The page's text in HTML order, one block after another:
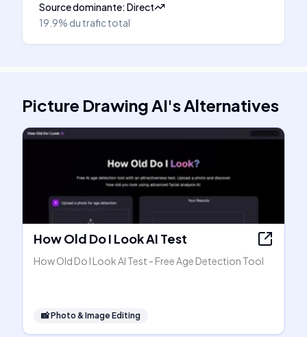
Source dominante:Direct
19.9% du trafic total
Picture Drawing AI'sAlternatives
How Old Do I Look AI Test
How Old Do I Look AI Test - Free Age Detection Tool
📸Photo & Image Editing